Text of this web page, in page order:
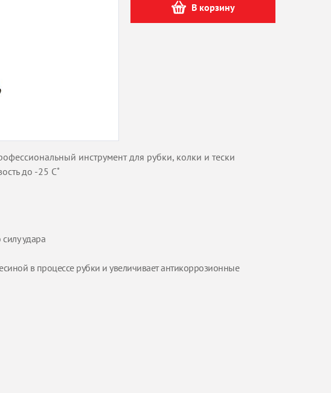
В корзину
инструмент для рубки, колки и тески
до -25 С˚
удара
в процессе рубки и увеличивает антикоррозионные